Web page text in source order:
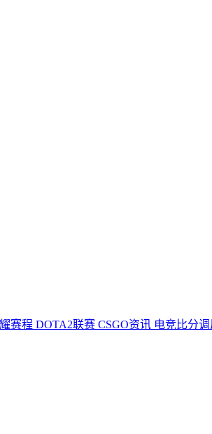
赛程 DOTA2联赛 CSGO资讯 电竞比分调